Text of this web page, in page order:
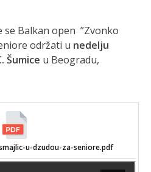
se Balkan open ”Zvonko
održati u nedelju
Šumice u Beogradu,
u-dzudou-za-seniore.pdf